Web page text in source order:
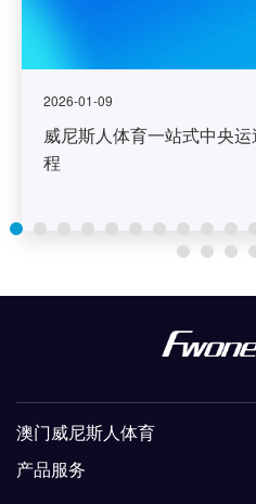
2026-01-09
威尼斯人体育一站式中央
程
澳门威尼斯人体育
产品服务